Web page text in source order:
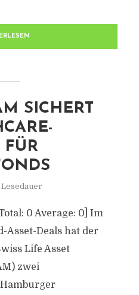
SICHERT
0 Average: 0] Im
Asset-Deals hat der
Life Asset
zwei